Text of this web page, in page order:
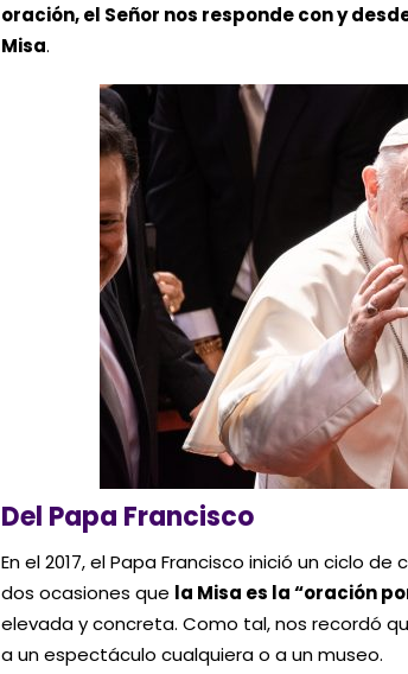
oración, el Señor nos responde con y
Misa.
Del Papa Francisco
En el 2017, el Papa Francisco inició un ciclo
dos ocasiones que la Misa es la “oración
elevada y concreta. Como tal, nos recordó
a un espectáculo cualquiera o a un museo.